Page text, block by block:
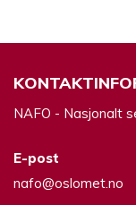
NAFO - Nasjonalt
E-post
nafo@oslomet.no